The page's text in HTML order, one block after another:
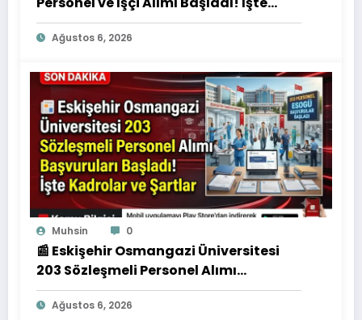
Kadrolar ve İl İl Kontenjanlar
Ağustos 6, 2026
Muhsin 0
📰 Eskişehir Osmangazi Üniversitesi
203 Sözleşmeli Personel Alımı
Başvuruları Başladı! İşte Kadrolar ve
Şartlar
Ağustos 6, 2026